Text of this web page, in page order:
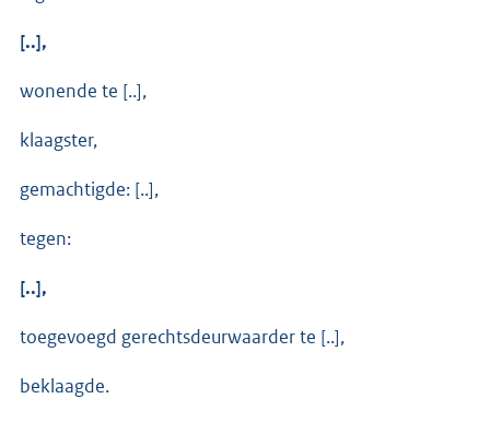
[..],
wonende te [..],
klaagster,
gemachtigde: [..],
tegen:
[..],
toegevoegd gerechtsdeurwaarder te [..],
beklaagde.